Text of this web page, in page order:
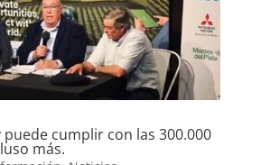
puede cumplir con las 300.000
más.